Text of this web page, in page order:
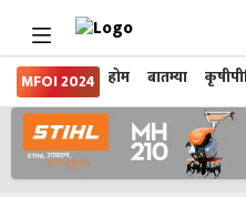
MFOI 2024 होम बातम्या